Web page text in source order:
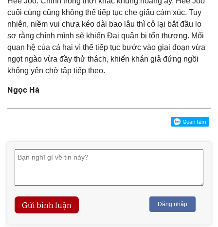
cuối cùng cũng không thể tiếp tục che giấu cảm xúc. Tuy
nhiên, niềm vui chưa kéo dài bao lâu thì cô lại bắt đầu lo
sợ rằng chính mình sẽ khiến Đại quân bị tổn thương. Mối
quan hệ của cả hai vì thế tiếp tục bước vào giai đoạn vừa
ngọt ngào vừa đầy thử thách, khiến khán giả đứng ngồi
không yên chờ tập tiếp theo.
Ngọc Hà
Gửi bình luận Đăng nhập